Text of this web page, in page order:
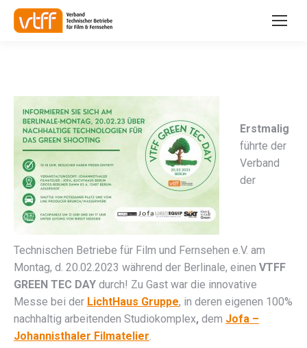
Erstmalig
führte der
Verband
der
Technischen Betriebe für Film und Fernsehen e.V. am
Montag, d. 20.02.2023 während der Berlinale, einen VTFF
GREEN TEC DAY durch! Zu Gast war die innovative
Messe bei der LichtHaus Gruppe, in deren eigenen 100%
nachhaltig arbeitenden Studiokomplex, dem Jofa –
Johannisthaler Filmatelier.